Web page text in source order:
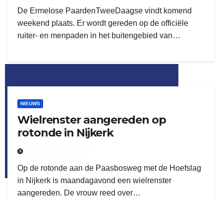
ook adverteren
De Ermelose PaardenTweeDaagse vindt komend
weekend plaats. Er wordt gereden op de officiële
ruiter- en menpaden in het buitengebied van…
NIEUWS
Wielrenster aangereden op
rotonde in Nijkerk
Op de rotonde aan de Paasbosweg met de Hoefslag
in Nijkerk is maandagavond een wielrenster
aangereden. De vrouw reed over…